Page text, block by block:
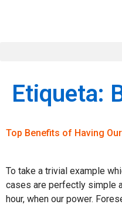
Etiqueta:
Top Benefits of Having
To take a trivial example
cases are perfectly simple
hour, when our power.